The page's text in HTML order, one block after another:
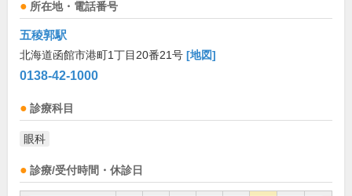
所在地・電話番号
五稜郭駅
北海道函館市港町1丁目20番21号 [地図]
0138-42-1000
診療科目
眼科
診療/受付時間・休診日